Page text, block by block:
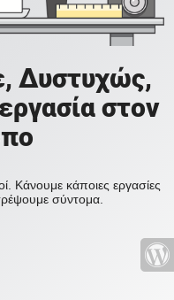
Δυστυχώς,
στον
Κάνουμε κάποιες εργασίες
σύντομα.